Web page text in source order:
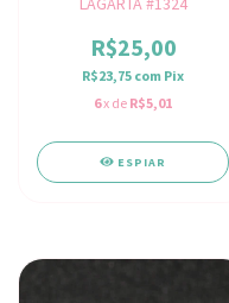
R$25,00
R$23,75 com Pix
6x de R$5,01
ESPIAR